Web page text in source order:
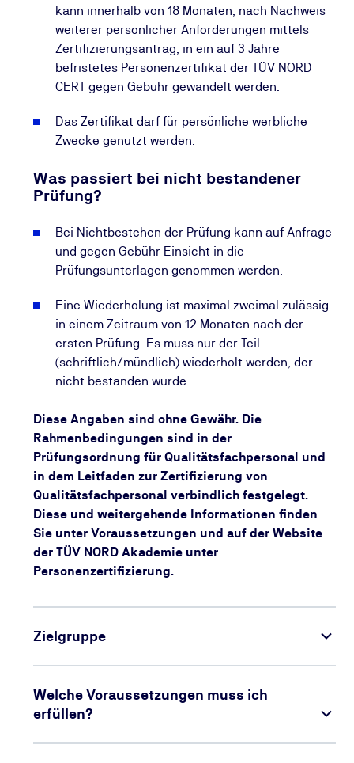
kann innerhalb von 18 Monaten, nach Nachweis
weiterer persönlicher Anforderungen mittels
Zertifizierungsantrag, in ein auf 3 Jahre
befristetes Personenzertifikat der TÜV NORD
CERT gegen Gebühr gewandelt werden.
Das Zertifikat darf für persönliche werbliche
Zwecke genutzt werden.
Was passiert bei nicht bestandener
Prüfung?
Bei Nichtbestehen der Prüfung kann auf Anfrage
und gegen Gebühr Einsicht in die
Prüfungsunterlagen genommen werden.
Eine Wiederholung ist maximal zweimal zulässig
in einem Zeitraum von 12 Monaten nach der
ersten Prüfung. Es muss nur der Teil
(schriftlich/mündlich) wiederholt werden, der
nicht bestanden wurde.
Diese Angaben sind ohne Gewähr. Die
Rahmenbedingungen sind in der
Prüfungsordnung für Qualitätsfachpersonal und
in dem Leitfaden zur Zertifizierung von
Qualitätsfachpersonal verbindlich festgelegt.
Diese und weitergehende Informationen finden
Sie unter Voraussetzungen und auf der Website
der TÜV NORD Akademie unter
Personenzertifizierung.
Zielgruppe
Welche Voraussetzungen muss ich
erfüllen?